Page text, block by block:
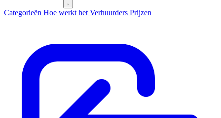
Categorieën Hoe werkt het Verhuurders Prijzen